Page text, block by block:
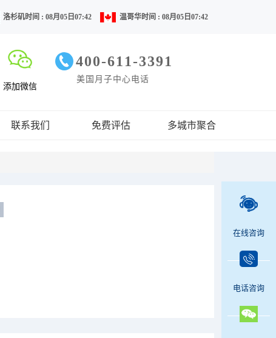
洛杉矶时间 : 08月05日07:42 温哥华时间 : 08月05日07:42
添加微信
400-611-3391
美国月子中心电话
联系我们 免费评估 多城市聚合
在线咨询
电话咨询